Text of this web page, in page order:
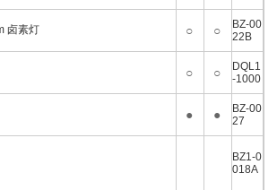
卤素灯 ○ ○
BZ-00
22B
○ ○
DQL1
-1000
● ●
BZ-00
27
BZ1-0
018A